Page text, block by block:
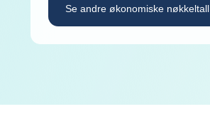
Se andre økonomiske nøkkeltall